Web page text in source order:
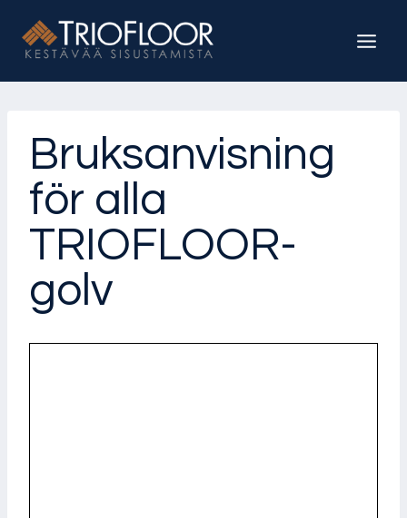
sisältöön
Bruksanvisning
för alla
TRIOFLOOR-
golv